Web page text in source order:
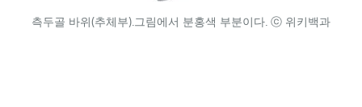
측두골 바위(추체부).그림에서 분홍색 부분이다. ⓒ 위키백과